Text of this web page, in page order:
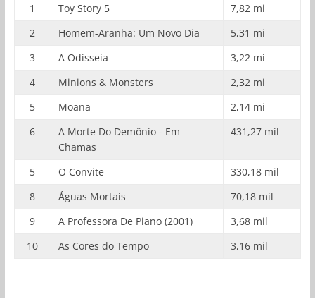
1
Toy Story 5
7,82 mi
2
Homem-Aranha: Um Novo Dia
5,31 mi
3
A Odisseia
3,22 mi
4
Minions & Monsters
2,32 mi
5
Moana
2,14 mi
6
A Morte Do Demônio - Em
Chamas
431,27 mil
5 O Convite
330,18 mil
8
Águas Mortais
70,18 mil
9
A Professora De Piano (2001)
3,68 mil
10
As Cores do Tempo 3,16 mil